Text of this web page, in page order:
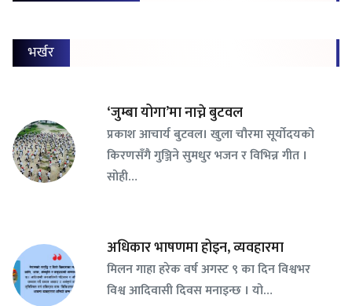
भर्खर
‘जुम्बा योगा’मा नाच्ने बुटवल
प्रकाश आचार्य बुटवल। खुला चौरमा सूर्योदयको
किरणसँगै गुञ्जिने सुमधुर भजन र विभिन्न गीत ।
सोही…
अधिकार भाषणमा होइन, व्यवहारमा
मिलन गाहा हरेक वर्ष अगस्ट ९ का दिन विश्वभर
विश्व आदिवासी दिवस मनाइन्छ । यो…